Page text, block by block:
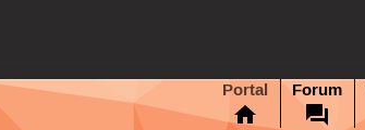
Portal Forum